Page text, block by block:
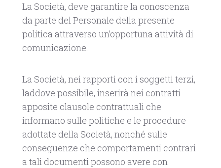
La Società, deve garantire la conoscenza
da parte del Personale della presente
politica attraverso un’opportuna attività di
comunicazione.
La Società, nei rapporti con i soggetti terzi,
laddove possibile, inserirà nei contratti
apposite clausole contrattuali che
informano sulle politiche e le procedure
adottate della Società, nonché sulle
conseguenze che comportamenti contrari
a tali documenti possono avere con